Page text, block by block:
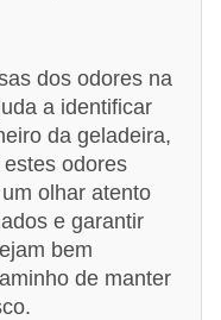
dos odores na
a identificar
da geladeira,
odores
olhar atento
e garantir
bem
de manter